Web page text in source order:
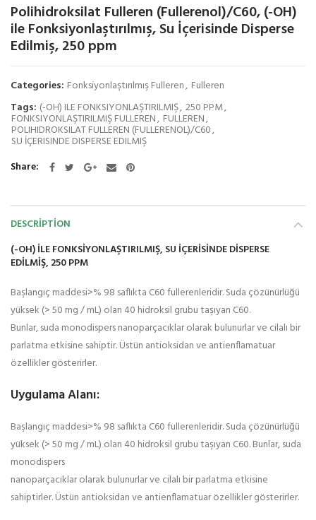
Polihidroksilat Fulleren (Fullerenol)/C60, (-OH)
ile Fonksiyonlaştırılmış, Su İçerisinde Disperse
Edilmiş, 250 ppm
Categories: Fonksiyonlaştırılmış Fulleren, Fulleren
Tags: (-OH) ILE FONKSIYONLAŞTIRILMIŞ, 250 PPM,
FONKSIYONLAŞTIRILMIŞ FULLEREN, FULLEREN,
POLIHIDROKSILAT FULLEREN (FULLERENOL)/C60,
SU İÇERISINDE DISPERSE EDILMIŞ
Share
DESCRIPTION
(-OH) ILE FONKSIYONLAŞTIRILMIŞ, SU İÇERISINDE DISPERSE
EDILMIŞ, 250 PPM
Başlangıç maddesi>% 98 saflıkta C60 fullerenleridir. Suda çözünürlüğü
yüksek (> 50 mg / mL) olan 40 hidroksil grubu taşıyan C60.
Bunlar, suda monodispers nanoparçacıklar olarak bulunurlar ve cilalı bir
parlatma etkisine sahiptir. Üstün antioksidan ve antienflamatuar
özellikler gösterirler.
Uygulama Alanı:
Başlangıç ​​maddesi>% 98 saflıkta C60 fullerenleridir. Suda çözünürlüğü
yüksek (> 50 mg / mL) olan 40 hidroksil grubu taşıyan C60. Bunlar, suda
monodispers
nanoparçacıklar olarak bulunurlar ve cilalı bir parlatma etkisine
sahiptirler. Üstün antioksidan ve antienflamatuar özellikler gösterirler.